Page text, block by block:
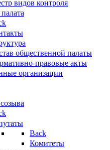
видов контроля
общественной палаты
правовые акты
организации
Back
Комитеты